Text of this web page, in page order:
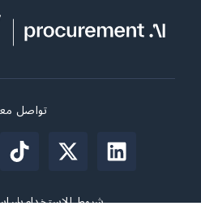
شروط الاستخدام
تواصل